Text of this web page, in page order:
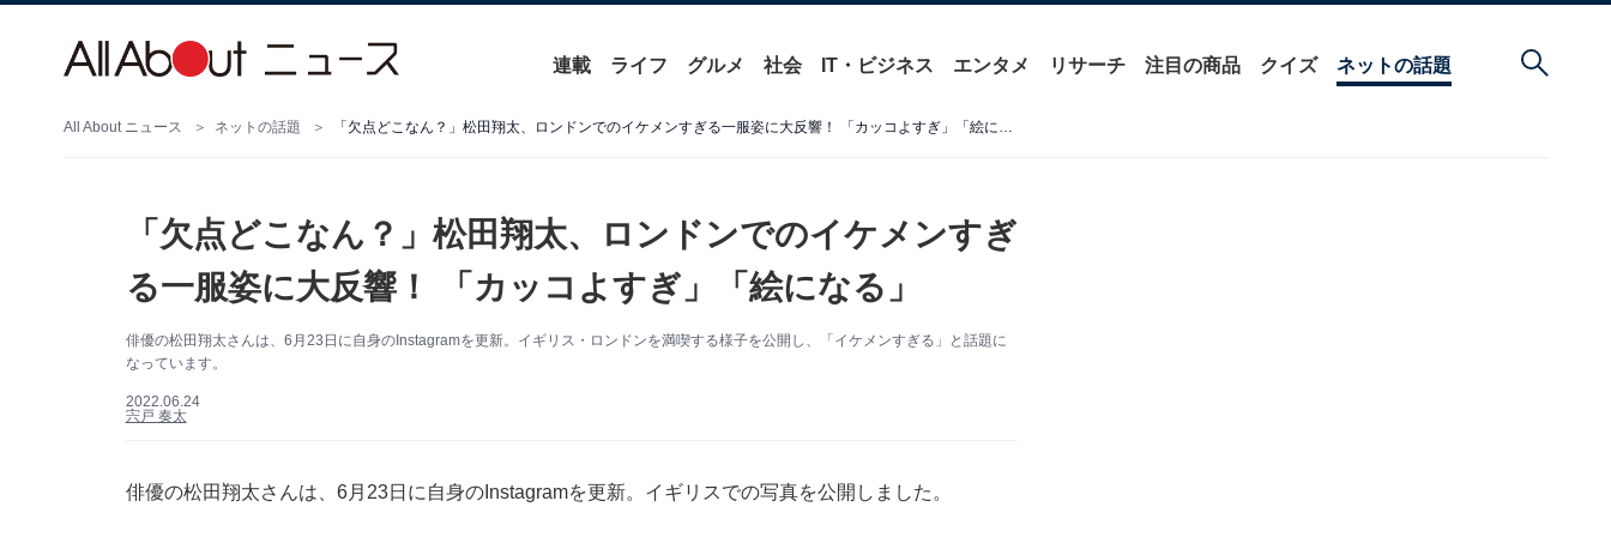
連載 ライフ グルメ 社会 IT・ビジネス エンタメ リサーチ 注目の商品 クイズ ネットの話題
All About ニュース ネットの話題 「欠点どこなん？」松田翔太、ロンドンでのイケメンすぎる一服姿に大反響！ 「カッコよすぎ」「絵になる」
「欠点どこなん？」松田翔太、ロンドンでのイケメンすぎ
る一服姿に大反響！ 「カッコよすぎ」「絵になる」
俳優の松田翔太さんは、6月23日に自身のInstagramを更新。イギリス・ロンドンを満喫する様子を公開し、「イケメンすぎる」と話題に
なっています。
2022.06.24
宍戸 奏太
俳優の松田翔太さんは、6月23日に自身のInstagramを更新。イギリスでの写真を公開しました。